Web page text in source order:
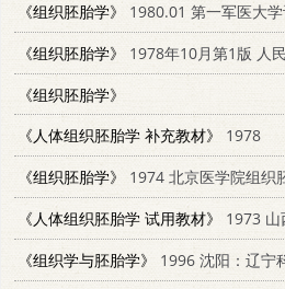
《组织胚胎学》
1980.01 第一军医大
《组织胚胎学》
1978年10月第1版 人
《组织胚胎学》
《人体组织胚胎学 补充教材》
1978
《组织胚胎学》
1974 北京医学院组织胚胎学教
《人体组织胚胎学 试用教材》
1973
《组织学与胚胎学》
1996 沈阳：辽宁